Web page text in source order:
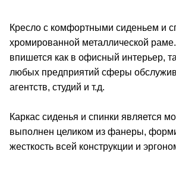
Кресло с комфортными сиденьем и
хромированной металлической
впишется как в офисный интерьер,
любых предприятий сферы
агентств, студий и т.д.
Каркас сиденья и спинки является
выполнен целиком из фанеры,
жесткость всей конструкции и